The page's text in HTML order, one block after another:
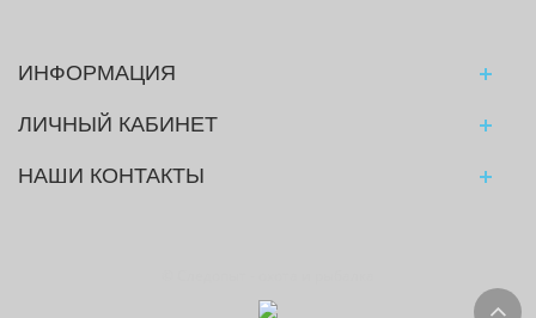
ИНФОРМАЦИЯ
ЛИЧНЫЙ КАБИНЕТ
НАШИ КОНТАКТЫ